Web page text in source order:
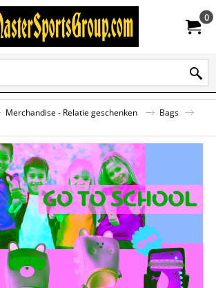
0
Merchandise - Relatie geschenken
Bags